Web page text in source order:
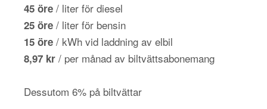
45 öre / liter för diesel
25 öre / liter för bensin
15 öre / kWh vid laddning av elbil
8,97 kr / per månad av biltvättsabonemang
Dessutom 6% på biltvättar